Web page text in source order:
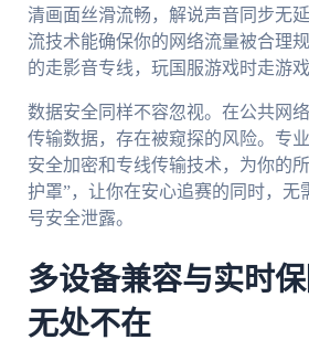
清画面丝滑流畅，解说声音同步无
流技术能确保你的网络流量被合理
的走影音专线，玩国服游戏时走游
数据安全同样不容忽视。在公共网
传输数据，存在被窥探的风险。专
安全加密和专线传输技术，为你的
护罩”，让你在安心追赛的同时，无
号安全泄露。
多设备兼容与实时
无处不在